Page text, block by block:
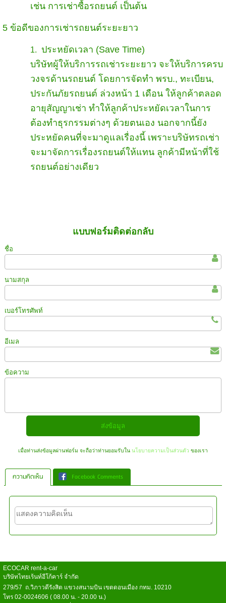
เช่น การเช่าซื้อรถยนต์ เป็นต้น
5 ข้อดีของการเช่ารถยนต์ระยะยาว
ประหยัดเวลา (Save Time)
บริษัทผู้ให้บริการรถเช่าระยะยาว จะให้บริการครบ
วงจรด้านรถยนต์ โดยการจัดทำ พรบ., ทะเบียน,
ประกันภัยรถยนต์ ล่วงหน้า 1 เดือน ให้ลูกค้าตลอด
อายุสัญญาเช่า ทำให้ลูกค้าประหยัดเวลาในการ
ต้องทำธุรกรรมต่างๆ ด้วยตนเอง นอกจากนี้ยัง
ประหยัดคนที่จะมาดูแลเรื่องนี้ เพราะบริษัทรถเช่า
จะมาจัดการเรื่องรถยนต์ให้แทน ลูกค้ามีหน้าที่ใช้
รถยนต์อย่างเดียว
แบบฟอร์มติดต่อกลับ
ชื่อ
นามสกุล
เบอร์โทรศัพท์
อีเมล
ข้อความ
เมื่อท่านส่งข้อมูลผ่านฟอร์ม จะถือว่าท่านยอมรับในนโยบายความเป็นส่วนตัว ของเรา
ความคิดเห็น Facebook Comments
ECOCAR rent-a-car
บริษัทไทยเร้นท์อีโก้คาร์ จำกัด
279/57 ถ.วิภาวดีรังสิต แขวงสนามบิน เขตดอนเมือง กทม. 10210
โทร 02-0024606 ( 08.00 น. - 20.00 น.)